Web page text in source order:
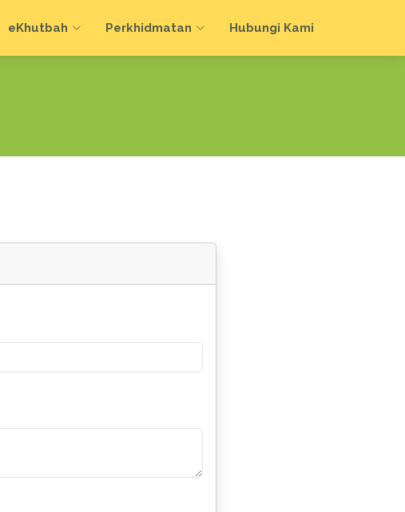
eKhutbah Perkhidmatan Hubungi Kami